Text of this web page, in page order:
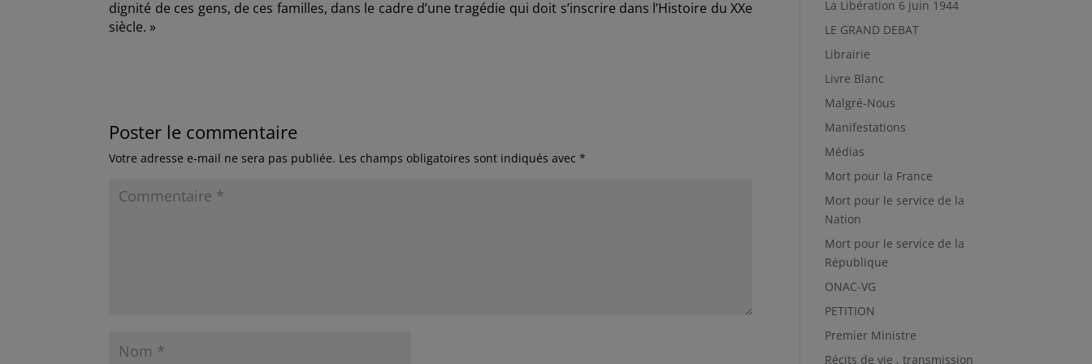
dignité de ces gens, de ces familles, dans le cadre d’une tragédie qui doit s’inscrire dans l’Histoire du XXe
siècle. »
Poster le commentaire
Votre adresse e-mail ne sera pas publiée. Les champs obligatoires sont indiqués avec*
La Libération 6 juin 1944
LE GRAND DEBAT
Librairie
Livre Blanc
Malgré-Nous
Manifestations
Médias
Mort pour la France
Mort pour le service de la
Nation
Mort pour le service de la
République
ONAC-VG
PETITION
Premier Ministre
Récits de vie , transmission